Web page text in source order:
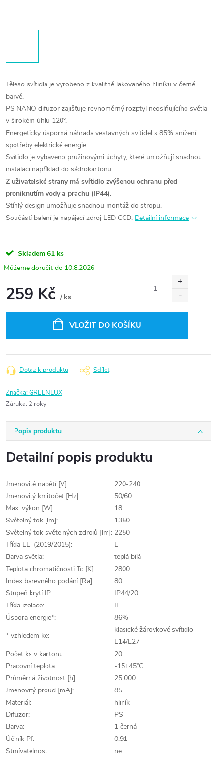
Těleso svítidla je vyrobeno z kvalitně lakovaného hliníku v černé
barvě.
PS NANO difuzor zajišťuje rovnoměrný rozptyl neoslňujícího světla
v širokém úhlu 120°.
Energeticky úsporná náhrada vestavných svítidel s 85% snížení
spotřeby elektrické energie.
Svítidlo je vybaveno pružinovými úchyty, které umožňují snadnou
instalaci například do sádrokartonu.
Z uživatelské strany má svítidlo zvýšenou ochranu před
proniknutím vody a prachu (IP44).
Štíhlý design umožňuje snadnou montáž do stropu.
Součástí balení je napájecí zdroj LED CCD. Detailní informace
Skladem 61 ks
10.8.2026
259 Kč / ks
VLOŽIT DO KOŠÍKU
Dotaz k produktu Sdílet
Značka:GREENLUX
Záruka: 2 roky
Popis produktu
Detailní popis produktu
Jmenovité napětí [V]:
220-240
Jmenovitý kmitočet [Hz]:
50/60
Max. výkon [W]:
18
Světelný tok [lm]:
1350
Světelný tok světelných zdrojů [lm]: 2250
Třída EEI (2019/2015):
E
Barva světla:
teplá bílá
Teplota chromatičnosti Tc [K]:
2800
Index barevného podání [Ra]:
80
Stupeň krytí IP:
IP44/20
Třída izolace:
II
Úspora energie*:
86%
* vzhledem ke:
klasické žárovkové svítidlo
E14/E27
Počet ks v kartonu:
20
Pracovní teplota:
-15+45°C
Průměrná životnost [h]:
25 000
Jmenovitý proud [mA]:
85
Materiál:
hliník
Difuzor:
PS
Barva:
1 černá
Účiník Pf:
0,91
Stmívatelnost:
ne